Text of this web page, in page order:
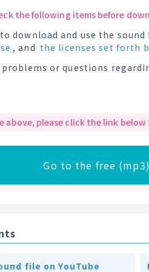
the following items before
download and use the
, and the licenses set forth
problems or questions
above, please click the link
Go to the free
file on YouTube